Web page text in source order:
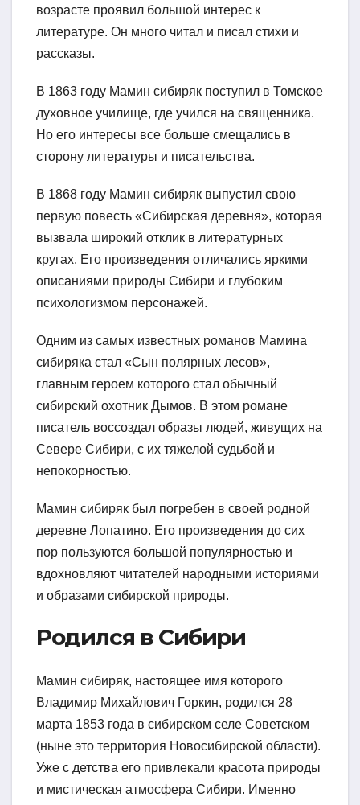
возрасте проявил большой интерес к
литературе. Он много читал и писал стихи и
рассказы.
В 1863 году Мамин сибиряк поступил в Томское
духовное училище, где учился на священника.
Но его интересы все больше смещались в
сторону литературы и писательства.
В 1868 году Мамин сибиряк выпустил свою
первую повесть «Сибирская деревня», которая
вызвала широкий отклик в литературных
кругах. Его произведения отличались яркими
описаниями природы Сибири и глубоким
психологизмом персонажей.
Одним из самых известных романов Мамина
сибиряка стал «Сын полярных лесов»,
главным героем которого стал обычный
сибирский охотник Дымов. В этом романе
писатель воссоздал образы людей, живущих на
Севере Сибири, с их тяжелой судьбой и
непокорностью.
Мамин сибиряк был погребен в своей родной
деревне Лопатино. Его произведения до сих
пор пользуются большой популярностью и
вдохновляют читателей народными историями
и образами сибирской природы.
Родился в Сибири
Мамин сибиряк, настоящее имя которого
Владимир Михайлович Горкин, родился 28
марта 1853 года в сибирском селе Советском
(ныне это территория Новосибирской области).
Уже с детства его привлекали красота природы
и мистическая атмосфера Сибири. Именно